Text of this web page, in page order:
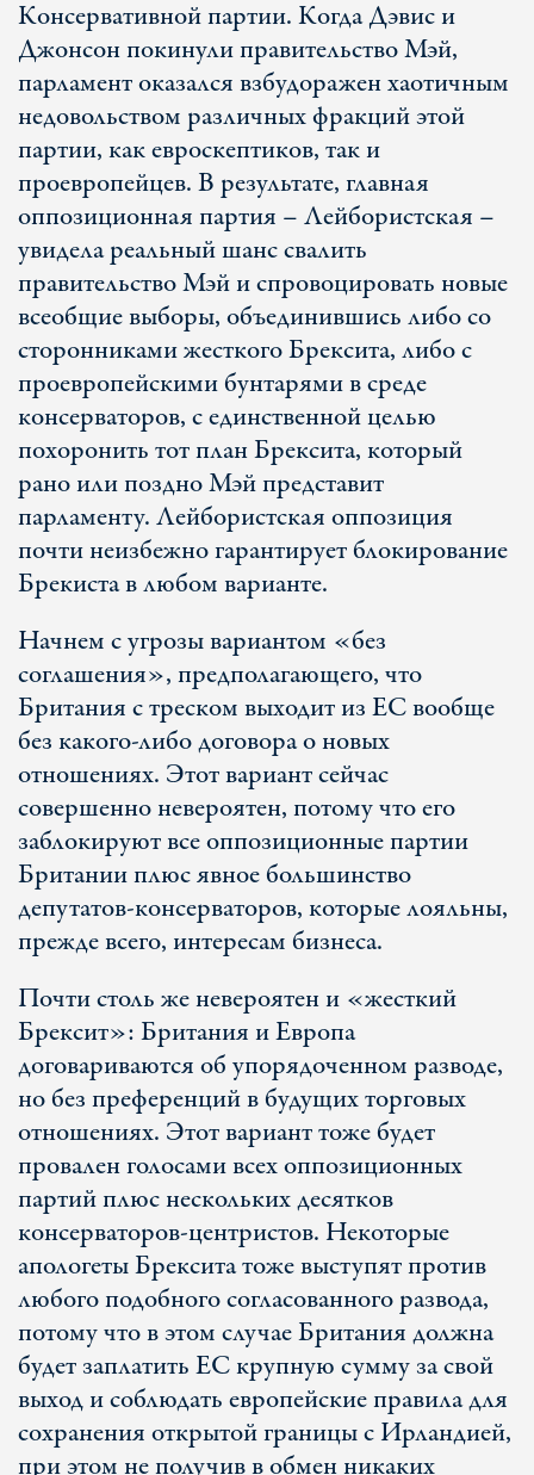
Консервативной партии. Когда Дэвис и
Джонсон покинули правительство Мэй,
парламент оказался взбудоражен хаотичным
недовольством различных фракций этой
партии, как евроскептиков, так и
проевропейцев. В результате, главная
оппозиционная партия – Лейбористская –
увидела реальный шанс свалить
правительство Мэй и спровоцировать новые
всеобщие выборы, объединившись либо со
сторонниками жесткого Брексита, либо с
проевропейскими бунтарями в среде
консерваторов, с единственной целью
похоронить тот план Брексита, который
рано или поздно Мэй представит
парламенту. Лейбористская оппозиция
почти неизбежно гарантирует блокирование
Брекиста в любом варианте.
Начнем с угрозы вариантом «без
соглашения», предполагающего, что
Британия с треском выходит из ЕС вообще
без какого-либо договора о новых
отношениях. Этот вариант сейчас
совершенно невероятен, потому что его
заблокируют все оппозиционные партии
Британии плюс явное большинство
депутатов-консерваторов, которые лояльны,
прежде всего, интересам бизнеса.
Почти столь же невероятен и «жесткий
Брексит»: Британия и Европа
договариваются об упорядоченном разводе,
но без преференций в будущих торговых
отношениях. Этот вариант тоже будет
провален голосами всех оппозиционных
партий плюс нескольких десятков
консерваторов-центристов. Некоторые
апологеты Брексита тоже выступят против
любого подобного согласованного развода,
потому что в этом случае Британия должна
будет заплатить ЕС крупную сумму за свой
выход и соблюдать европейские правила для
сохранения открытой границы с Ирландией,
при этом не получив в обмен никаких